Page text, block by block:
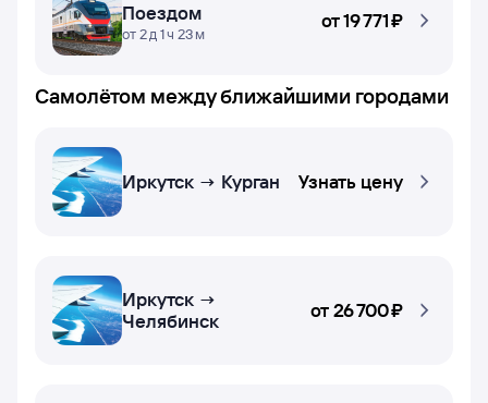
Поездом
от 2 д 1 ч 23 м
от19 ⁠771 ⁠₽
Самолётом между ближайшими городами
Иркутск → Курган Узнать цену
Иркутск →
Челябинск
от26 ⁠700 ⁠₽